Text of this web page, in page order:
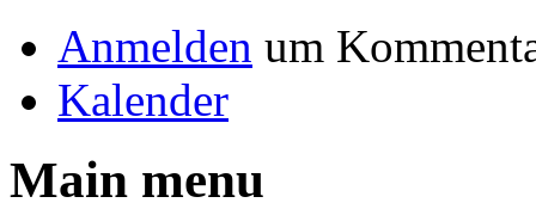
Anmelden um
Kalender
Main menu